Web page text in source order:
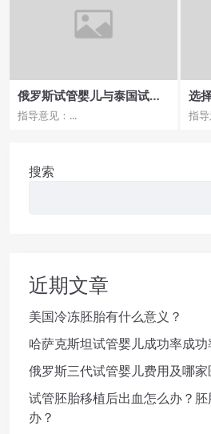
俄罗斯试管婴儿与泰国试管
医院费用构成分析
指导意见：...
选
些
指
搜索
近期文章
美国冷冻胚胎有什么意义？
哈萨克斯坦试管婴儿成功率成
俄罗斯三代试管婴儿费用及哪家
试管胚胎移植后出血怎么办？
办？